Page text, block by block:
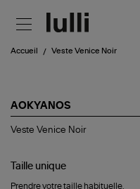
Accueil Veste Venice Noir
AOKYANOS
Veste
Veste Venice Noir
Taille unique
Prendre votre taille habituelle.